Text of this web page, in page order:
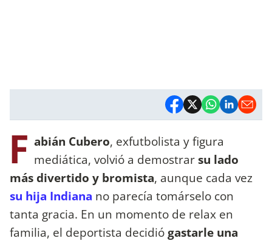
F abián Cubero, exfutbolista y figura
mediática, volvió a demostrarsu lado
más divertido y bromista, aunque cada vez
su hija Indiana no parecía tomárselo con
tanta gracia. En un momento de relax en
familia, el deportista decidiógastarle una